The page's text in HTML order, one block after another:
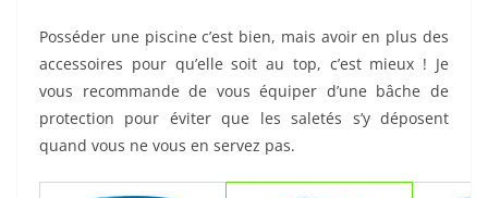
Posséder une piscine c’est bien, mais avoir en plus des
accessoires pour qu’elle soit au top, c’est mieux ! Je
vous recommande de vous équiper d’une bâche de
protection pour éviter que les saletés s’y déposent
quand vous ne vous en servez pas.